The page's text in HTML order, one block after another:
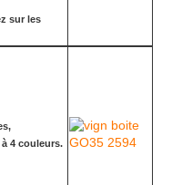
sur les
4 couleurs.